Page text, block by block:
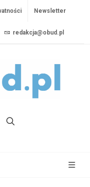
Newsletter
redakcja@obud.pl